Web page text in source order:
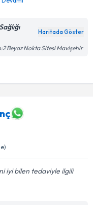
Haritada Göster
Beyaz Nokta Sitesi Mavişehir
iyi bilen tedaviyle ilgili